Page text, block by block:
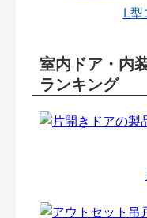
L型
室内ドア・内
ランキング